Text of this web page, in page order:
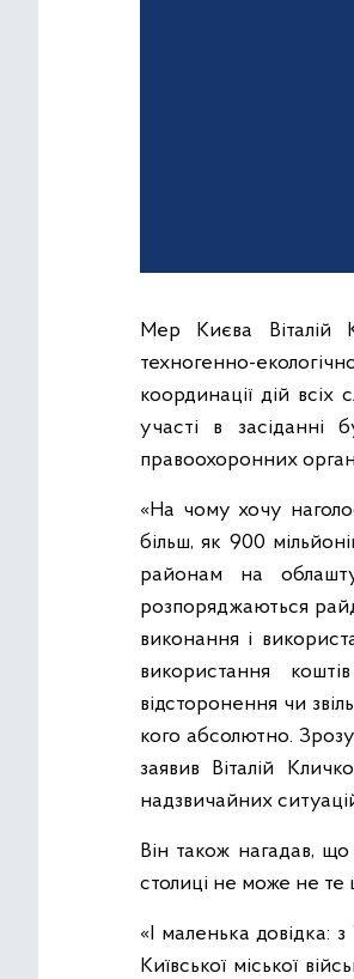
Мер Києва Віталій
техногенно-
координації дій
участі в засіданні
правоохоронних
«На чому хочу
більш, як 900
районам на
розпоряджаються
виконання і
використання
відсторонення чи
кого абсолютно.
заявив Віталій
надзвичайних
Він також нагадав,
столиці не може не те
«І маленька довідка:
Київської міської